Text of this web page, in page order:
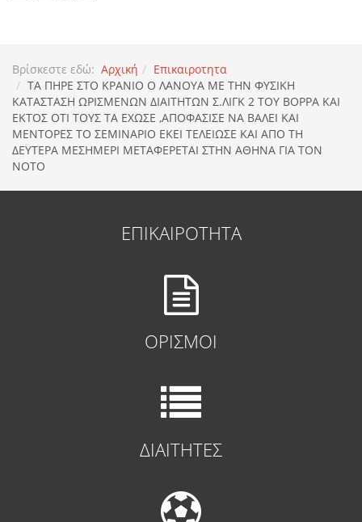
Βρίσκεστε εδώ: Αρχική
Επικαιροτητα
ΤΑ ΠΗΡΕ ΣΤΟ ΚΡΑΝΙΟ Ο ΛΑΝΟΥΑ ΜΕ ΤΗΝ ΦΥΣΙΚΗ
ΚΑΤΑΣΤΑΣΗ ΩΡΙΣΜΕΝΩΝ ΔΙΑΙΤΗΤΩΝ Σ.ΛΙΓΚ 2 ΤΟΥ ΒΟΡΡΑ ΚΑΙ
ΕΚΤΟΣ ΟΤΙ ΤΟΥΣ ΤΑ ΕΧΩΣΕ ,ΑΠΟΦΑΣΙΣΕ ΝΑ ΒΑΛΕΙ ΚΑΙ
ΜΕΝΤΟΡΕΣ ΤΟ ΣΕΜΙΝΑΡΙΟ ΕΚΕΙ ΤΕΛΕΙΩΣΕ ΚΑΙ ΑΠΟ ΤΗ
ΔΕΥΤΕΡΑ ΜΕΣΗΜΕΡΙ ΜΕΤΑΦΕΡΕΤΑΙ ΣΤΗΝ ΑΘΗΝΑ ΓΙΑ ΤΟΝ
ΝΟΤΟ
ΕΠΙΚΑΙΡΟΤΗΤΑ
ΟΡΙΣΜΟΙ
ΔΙΑΙΤΗΤΕΣ